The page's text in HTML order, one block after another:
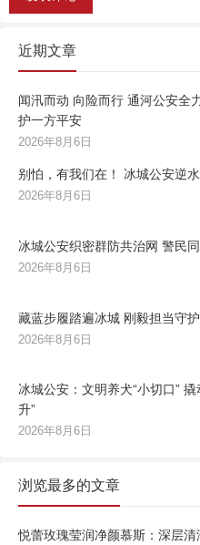
近期文章
闻汛而动 向险而行 通河公安全
护一方平安
2026年8月6日
别怕，有我们在！ 冰城公安逆
2026年8月6日
冰城公安织密群防共治网 警民
2026年8月6日
藏蓝步履踏遍冰城 刚毅担当守
2026年8月6日
冰城公安：文明养犬“小切口”
升”
2026年8月6日
浏览最多的文章
悦蕾玫瑰莹润净颜慕斯：深层